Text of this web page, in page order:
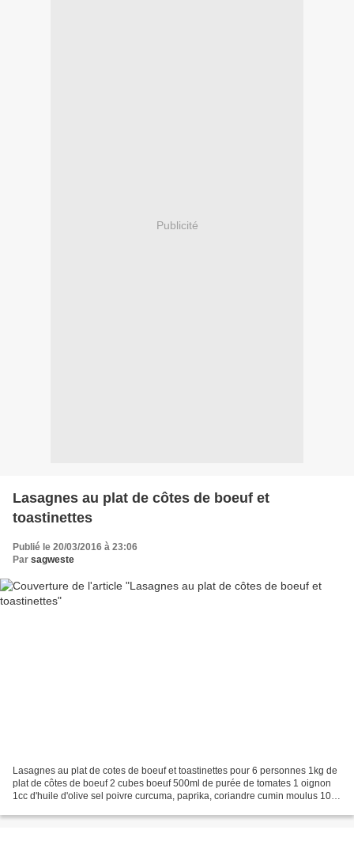
Publicité
Lasagnes au plat de côtes de boeuf et
toastinettes
Publié le 20/03/2016 à 23:06
Par sagweste
Lasagnes au plat de cotes de boeuf et toastinettes pour 6 personnes 1kg de
plat de côtes de boeuf 2 cubes boeuf 500ml de purée de tomates 1 oignon
1cc d'huile d'olive sel poivre curcuma, paprika, coriandre cumin moulus 10cl